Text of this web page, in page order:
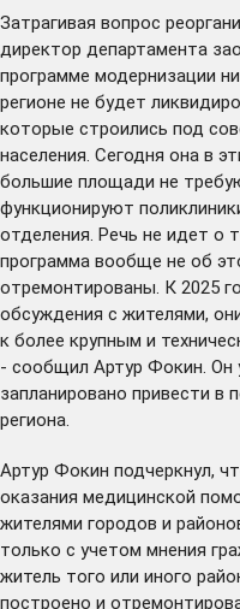
Затрагивая вопрос
директор департамента
программе модернизации
регионе не будет
которые строились под
населения. Сегодня она в
большие площади не
функционируют
отделения. Речь не идет о
программа вообще не об
отремонтированы. К 2025
обсуждения с жителями,
к более крупным и
- сообщил Артур Фокин. Он
запланировано привести в
региона.
Артур Фокин подчеркнул,
оказания медицинской
жителями городов и
только с учетом мнения
житель того или иного
построено и